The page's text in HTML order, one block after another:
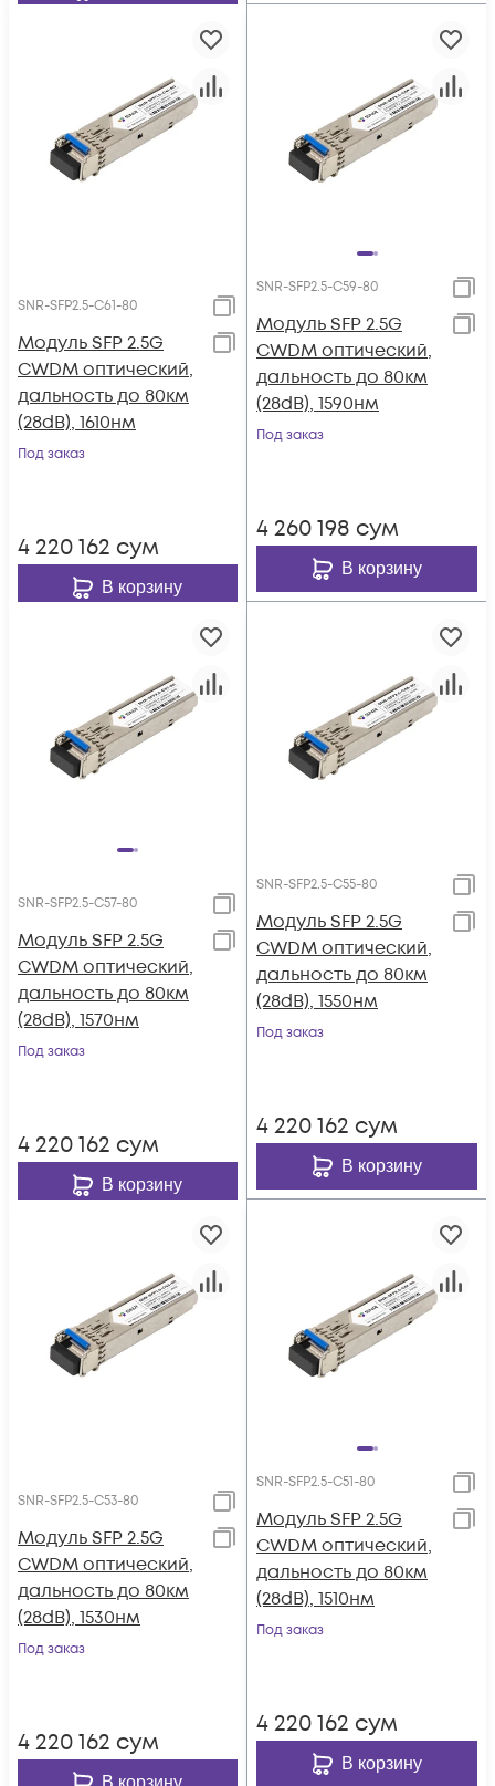
SNR-SFP2.5-C61-80
Модуль SFP 2.5G
CWDM оптический,
дальность до 80км
(28dB), 1610нм
Под заказ
4 220 162 сум
В корзину
SNR-SFP2.5-C59-80
Модуль SFP 2.5G
CWDM оптический,
дальность до 80км
(28dB), 1590нм
Под заказ
4 260 198 сум
В корзину
SNR-SFP2.5-C57-80
Модуль SFP 2.5G
CWDM оптический,
дальность до 80км
(28dB), 1570нм
Под заказ
4 220 162 сум
В корзину
SNR-SFP2.5-C55-80
Модуль SFP 2.5G
CWDM оптический,
дальность до 80км
(28dB), 1550нм
Под заказ
4 220 162 сум
В корзину
SNR-SFP2.5-C53-80
Модуль SFP 2.5G
CWDM оптический,
дальность до 80км
(28dB), 1530нм
Под заказ
4 220 162 сум
В корзину
SNR-SFP2.5-C51-80
Модуль SFP 2.5G
CWDM оптический,
дальность до 80км
(28dB), 1510нм
Под заказ
4 220 162 сум
В корзину